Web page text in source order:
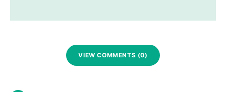
VIEW COMMENTS (0)